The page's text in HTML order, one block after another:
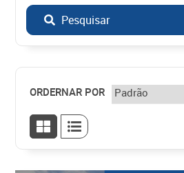
ORDERNAR POR
Pesquisar